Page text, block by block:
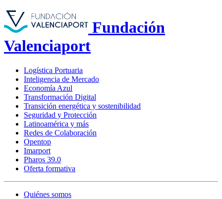
Fundación
Valenciaport
Logística Portuaria
Inteligencia de Mercado
Economía Azul
Transformación Digital
Transición energética y sostenibilidad
Seguridad y Protección
Latinoamérica y más
Redes de Colaboración
Opentop
Imarport
Pharos 39.0
Oferta formativa
Quiénes somos